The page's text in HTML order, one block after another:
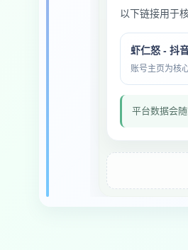
以下链接用于
虾仁怒 - 抖
账号主页为核
平台数据会